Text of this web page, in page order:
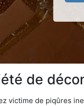
de
victime de piqûres